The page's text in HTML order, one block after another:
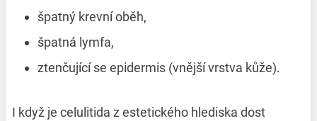
špatný krevní oběh,
špatná lymfa,
ztenčující se epidermis (vnější vrstva kůže).
I když je celulitida z estetického hlediska dost